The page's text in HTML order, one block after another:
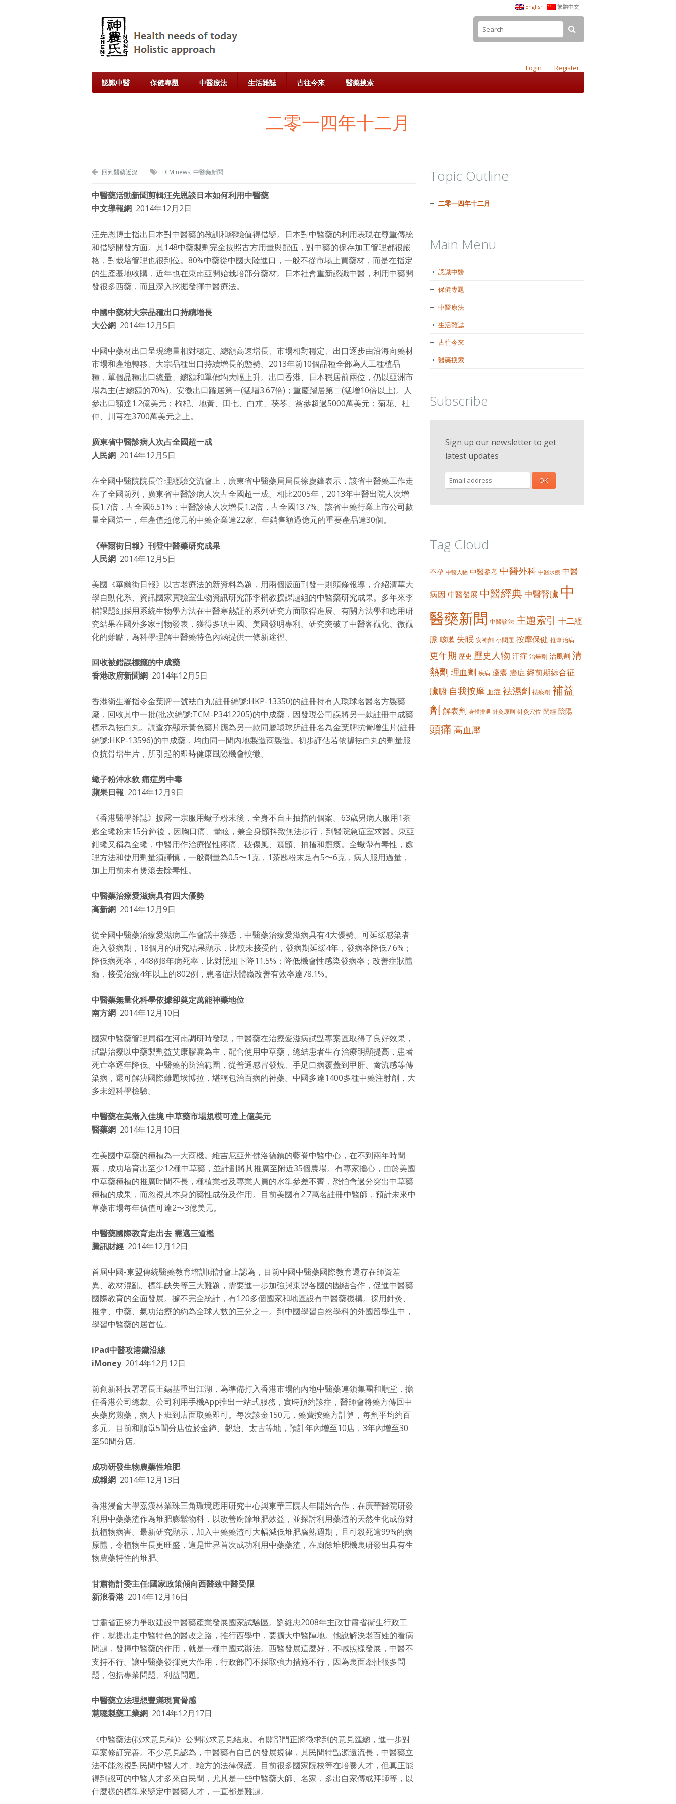
English 繁體中文
Login Register
認識中醫 保健專題 中醫療法 生活雜誌 古往今來 醫藥搜索
二零一四年十二月
回到醫藥近況 TCM news, 中醫藥新聞
中醫藥活動新聞剪輯汪先恩談日本如何利用中醫藥
中文導報網 2014年12月2日
汪先恩博士指出日本對中醫藥的教訓和經驗值得借鑒。日本對中醫藥的利用表現在尊重傳統
和借鑒開發方面。其148中藥製劑完全按照古方用量與配伍，對中藥的保存加工管理都很嚴
格，對栽培管理也很到位。80%中藥從中國大陸進口，一般不從市場上買藥材，而是在指定
的生產基地收購，近年也在東南亞開始栽培部分藥材。日本社會重新認識中醫，利用中藥開
發很多西藥，而且深入挖掘發揮中醫療法。
中國中藥材大宗品種出口持續增長
大公網 2014年12月5日
中國中藥材出口呈現總量相對穩定、總額高速增長、市場相對穩定、出口逐步由沿海向藥材
市場和產地轉移、大宗品種出口持續增長的態勢。2013年前10個品種全部為人工種植品
種，單個品種出口總量、總額和單價均大幅上升。出口香港、日本穩居前兩位，仍以亞洲市
場為主(占總額的70%)。安徽出口躍居第一(猛增3.67倍)；重慶躍居第二(猛增10倍以上)。人
參出口額達1.2億美元；枸杞、地黃、田七、白朮、茯苓、黨參超過5000萬美元；菊花、杜
仲、川芎在3700萬美元之上。
廣東省中醫診病人次占全國超一成
人民網 2014年12月5日
在全國中醫院院長管理經驗交流會上，廣東省中醫藥局局長徐慶鋒表示，該省中醫藥工作走
在了全國前列，廣東省中醫診病人次占全國超一成。相比2005年，2013年中醫出院人次增
長1.7倍，占全國6.51%；中醫診療人次增長1.2倍，占全國13.7%。該省中藥行業上市公司數
量全國第一，年產值超億元的中藥企業達22家、年銷售額過億元的重要產品達30個。
《華爾街日報》刊登中醫藥研究成果
人民網 2014年12月5日
美國《華爾街日報》以古老療法的新資料為題，用兩個版面刊發一則頭條報導，介紹清華大
學自動化系、資訊國家實驗室生物資訊研究部李梢教授課題組的中醫藥研究成果。多年來李
梢課題組採用系統生物學方法在中醫寒熱証的系列研究方面取得進展。有關方法學和應用研
究結果在國外多家刊物發表，獲得多項中國、美國發明專利。研究突破了中醫客觀化、微觀
化的難點，為科學理解中醫藥特色內涵提供一條新途徑。
回收被錯誤標籤的中成藥
香港政府新聞網 2014年12月5日
香港衛生署指令金葉牌一號袪白丸(註冊編號:HKP-13350)的註冊持有人環球名醫名方製藥
廠，回收其中一批(批次編號:TCM-P3412205)的中成藥，因發現公司誤將另一款註冊中成藥
標示為袪白丸。調查亦顯示黃色藥片應為另一款同屬環球所註冊名為金葉牌抗骨增生片(註冊
編號:HKP-13596)的中成藥，均由同一間內地製造商製造。初步評估若依據袪白丸的劑量服
食抗骨增生片，所引起的即時健康風險機會較微。
蠍子粉沖水飲 痛症男中毒
蘋果日報 2014年12月9日
《香港醫學雜誌》披露一宗服用蠍子粉末後，全身不自主抽搐的個案。63歲男病人服用1茶
匙全蠍粉末15分鐘後，因胸口痛、暈眩，兼全身顫抖致無法步行，到醫院急症室求醫。東亞
鉗蠍又稱為全蠍，中醫用作治療慢性疼痛、破傷風、震顫、抽搐和癱瘓。全蠍帶有毒性，處
理方法和使用劑量須謹慎，一般劑量為0.5〜1克，1茶匙粉末足有5〜6克，病人服用過量，
加上用前未有煲滾去除毒性。
中醫藥治療愛滋病具有四大優勢
高新網 2014年12月9日
從全國中醫藥治療愛滋病工作會議中獲悉，中醫藥治療愛滋病具有4大優勢。可延緩感染者
進入發病期，18個月的研究結果顯示，比較未接受的，發病期延緩4年，發病率降低7.6%；
降低病死率，448例8年病死率，比對照組下降11.5%；降低機會性感染發病率；改善症狀體
癥，接受治療4年以上的802例，患者症狀體癥改善有效率達78.1%。
中醫藥無量化科學依據卻奠定萬能神藥地位
南方網 2014年12月10日
國家中醫藥管理局稱在河南調研時發現，中醫藥在治療愛滋病試點專案區取得了良好效果，
試點治療以中藥製劑益艾康膠囊為主，配合使用中草藥，總結患者生存治療明顯提高，患者
死亡率逐年降低。中醫藥的防治範圍，從普通感冒發燒、手足口病覆蓋到甲肝、禽流感等傳
染病，還可解決國際難題埃博拉，堪稱包治百病的神藥。中國多達1400多種中藥注射劑，大
多未經科學檢驗。
中醫藥在美漸入佳境 中草藥市場規模可達上億美元
醫藥網 2014年12月10日
在美國中草藥的種植為一大商機。維吉尼亞州佛洛德鎮的藍脊中醫中心，在不到兩年時間
裏，成功培育出至少12種中草藥，並計劃將其推廣至附近35個農場。有專家擔心，由於美國
中草藥種植的推廣時間不長，種植業者及專業人員的水準參差不齊，恐怕會過分突出中草藥
種植的成果，而忽視其本身的藥性成份及作用。目前美國有2.7萬名註冊中醫師，預計未來中
草藥市場每年價值可達2〜3億美元。
中醫藥國際教育走出去 需邁三道檻
騰訊財經 2014年12月12日
首屆中國-東盟傳統醫藥教育培訓研討會上認為，目前中國中醫藥國際教育還存在師資差
異、教材混亂、標準缺失等三大難題，需要進一步加強與東盟各國的團結合作，促進中醫藥
國際教育的全面發展。據不完全統計，有120多個國家和地區設有中醫藥機構。採用針灸、
推拿、中藥、氣功治療的約為全球人數的三分之一。到中國學習自然學科的外國留學生中，
學習中醫藥的居首位。
iPad中醫攻港鐵沿線
iMoney2014年12月12日
前創新科技署署長王錫基重出江湖，為準備打入香港市場的內地中醫藥連鎖集團和順堂，擔
任香港公司總裁。公司利用手機App推出一站式服務，實時預約診症，醫師會將藥方傳回中
央藥房煎藥，病人下班到店面取藥即可。每次診金150元，藥費按藥方計算，每劑平均約百
多元。目前和順堂5間分店位於金鐘、觀塘、太古等地，預計年內增至10店，3年內增至30
至50間分店。
成功研發生物農藥性堆肥
成報網 2014年12月13日
香港浸會大學嘉漢林業珠三角環境應用研究中心與東華三院去年開始合作，在廣華醫院研發
利用中藥藥渣作為堆肥膨鬆物料，以改善廚餘堆肥效益，並探討利用藥渣的天然生化成份對
抗植物病害。最新研究顯示，加入中藥藥渣可大幅減低堆肥腐熟週期，且可殺死逾99%的病
原體，令植物生長更旺盛，這是世界首次成功利用中藥藥渣，在廚餘堆肥機裏研發出具有生
物農藥特性的堆肥。
甘肅衛計委主任:國家政策傾向西醫致中醫受限
新浪香港 2014年12月16日
甘肅省正努力爭取建設中醫藥產業發展國家試驗區。劉維忠2008年主政甘肅省衛生行政工
作，就提出走中醫特色的醫改之路，推行西學中，要擴大中醫陣地。他說解決老百姓的看病
問題，發揮中醫藥的作用，就是一種中國式辦法。西醫發展這麼好，不喊照樣發展，中醫不
支持不行。讓中醫藥發揮更大作用，行政部門不採取強力措施不行，因為裏面牽扯很多問
題，包括專業問題、利益問題。
中醫藥立法理想豐滿現實骨感
慧聰製藥工業網 2014年12月17日
《中醫藥法(徵求意見稿)》公開徵求意見結束。有關部門正將徵求到的意見匯總，進一步對
草案修訂完善。不少意見認為，中醫藥有自己的發展規律，其民間特點源遠流長，中醫藥立
法不能忽視對民間中醫人才、驗方的法律保護。目前很多國家院校等在培養人才，但真正能
得到認可的中醫人才多來自民間，尤其是一些中醫藥大師、名家，多出自家傳或拜師等，以
什麼樣的標準來鑒定中醫藥人才，一直都是難題。
Topic Outline
二零一四年十二月
Main Menu
認識中醫
保健專題
中醫療法
生活雜誌
古往今來
醫藥搜索
Subscribe
Sign up our newsletter to get
latest updates
Tag Cloud
不孕 中醫人物 中醫參考 中醫外科 中醫水療 中醫
病因 中醫發展 中醫經典 中醫腎臟 中
醫藥新聞 中醫診法 主題索引 十二經
脈 咳嗽 失眠 安神劑 小問題 按摩保健 推拿治病
更年期 歷史 歷史人物 汗症 治燥劑 治風劑 清
熱劑 理血劑 疾病 瘙癢 癌症 經前期綜合征
臟腑 自我按摩 血症 袪濕劑 袪痰劑 補益
劑 解表劑 身體排泄 針灸原則 針灸穴位 閉經 陰陽
頭痛 高血壓